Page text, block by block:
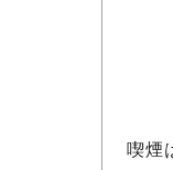
喫煙